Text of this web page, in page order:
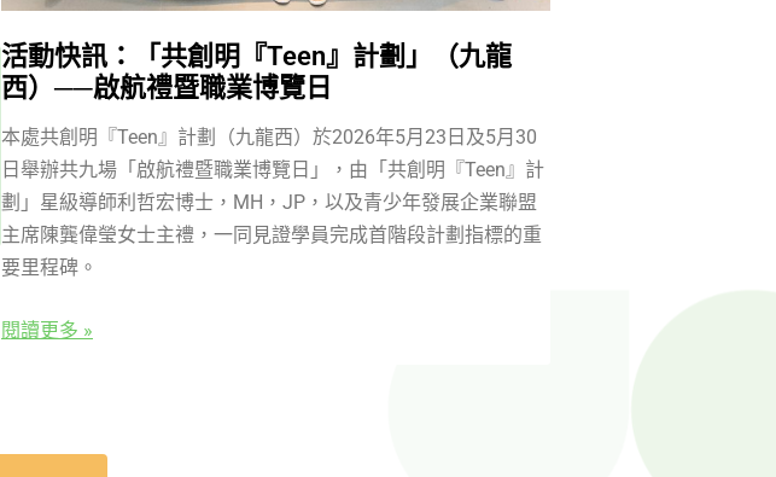
活動快訊：「共創明『Teen』計劃」（九龍
西）──啟航禮暨職業博覽日
本處共創明『Teen』計劃（九龍西）於2026年5月23日及5月30
日舉辦共九場「啟航禮暨職業博覽日」，由「共創明『Teen』計
劃」星級導師利哲宏博士，MH，JP，以及青少年發展企業聯盟
主席陳龔偉瑩女士主禮，一同見證學員完成首階段計劃指標的重
要里程碑。
閱讀更多 »